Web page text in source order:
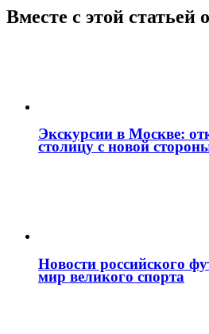
Вместе с этой
Экскурсии в Москве:
столицу с новой
Новости российского
мир великого спорта